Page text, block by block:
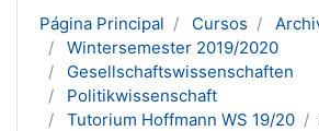
Página Principal Cursos
Wintersemester 2019/2020
Gesellschaftswissenschaften
Politikwissenschaft
Tutorium Hoffmann WS 19/20